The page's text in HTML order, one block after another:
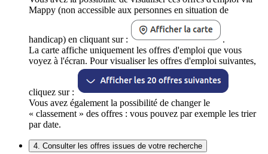
Mappy (non accessible aux personnes en situation de
handicap) en cliquant sur :
.
La carte affiche uniquement les offres d'emploi que vous
voyez à l'écran. Pour visualiser les offres d'emploi suivantes,
cliquez sur :
Vous avez également la possibilité de changer le
« classement » des offres : vous pouvez par exemple les trier
par date.
4. Consulter les offres issues de votre recherche